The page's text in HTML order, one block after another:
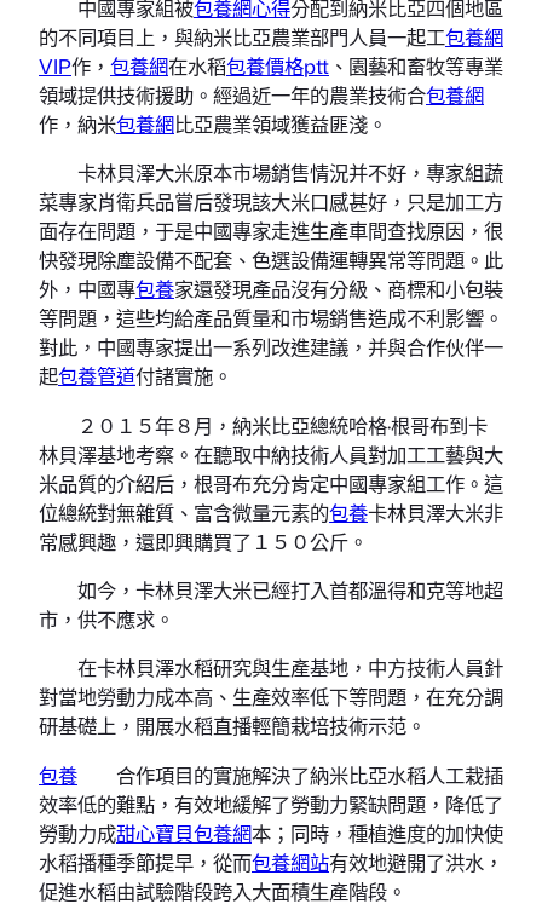
中國專家組被包養網心得分配到納米比亞四個地區
的不同項目上，與納米比亞農業部門人員一起工包養網
VIP作， 包養網在水稻包養價格ptt 、園藝和畜牧等專業
領域提供技術援助。經過近一年的農業技術合包養網
作，納米包養網比亞農業領域獲益匪淺。
卡林貝澤大米原本市場銷售情況并不好，專家組蔬
菜專家肖衛兵品嘗后發現該大米口感甚好，只是加工方
面存在問題，于是中國專家走進生產車間查找原因，很
快發現除塵設備不配套、色選設備運轉異常等問題。此
外，中國專包養家還發現產品沒有分級、商標和小包裝
等問題，這些均給產品質量和市場銷售造成不利影響。
對此，中國專家提出一系列改進建議，并與合作伙伴一
起包養管道付諸實施。
２０１５年８月，納米比亞總統哈格·根哥布到卡
林貝澤基地考察。在聽取中納技術人員對加工工藝與大
米品質的介紹后，根哥布充分肯定中國專家組工作。這
位總統對無雜質、富含微量元素的包養卡林貝澤大米非
常感興趣，還即興購買了１５０公斤。
如今，卡林貝澤大米已經打入首都溫得和克等地超
市，供不應求。
在卡林貝澤水稻研究與生產基地，中方技術人員針
對當地勞動力成本高、生產效率低下等問題，在充分調
研基礎上，開展水稻直播輕簡栽培技術示范。
包養 合作項目的實施解決了納米比亞水稻人工栽插
效率低的難點，有效地緩解了勞動力緊缺問題，降低了
勞動力成甜心寶貝包養網本；同時，種植進度的加快使
水稻播種季節提早，從而包養網站有效地避開了洪水，
促進水稻由試驗階段跨入大面積生產階段。